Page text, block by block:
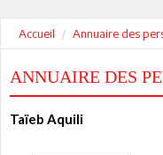
Accueil Annuaire des
ANNUAIRE DES
Taïeb Aquili